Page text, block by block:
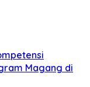
Magang di